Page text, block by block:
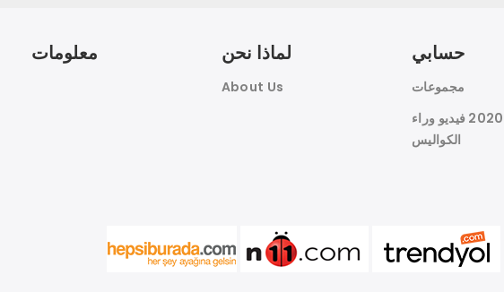
معلومات لماذا نحن
About Us
حسابي
مجموعات
هوين النسيج 2020 فيديو وراء
الكواليس